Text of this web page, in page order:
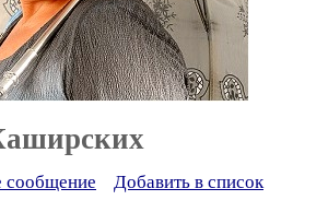
сообщение
Добавить в список